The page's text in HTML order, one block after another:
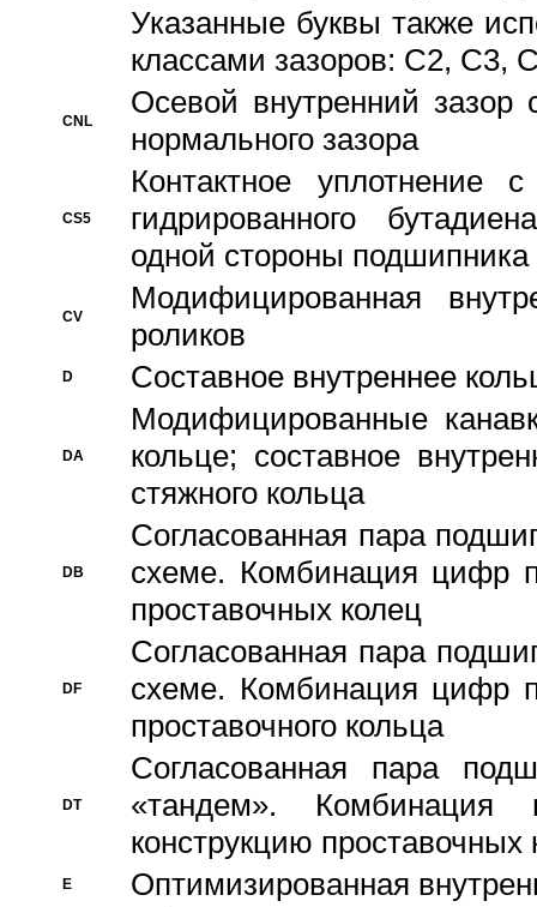
Указанные буквы также
классами зазоров: С2,
CNL
Осевой внутренний зазор
нормального зазора
CS5
Контактное уплотнение
гидрированного
одной стороны подшипника
CV
Модифицированная
роликов
D Составное внутреннее
DA
Модифицированные
кольце; составное
стяжного кольца
DB
Согласованная пара
схеме. Комбинация цифр
проставочных колец
DF
Согласованная пара
схеме. Комбинация цифр
проставочного кольца
DT
Согласованная пара
«тандем».
конструкцию проставочных
E
Оптимизированная